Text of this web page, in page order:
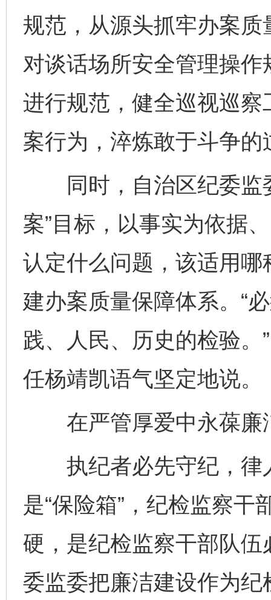
规范，从源头抓牢办案
对谈话场所安全管理操
进行规范，健全巡视巡
案行为，淬炼敢于斗争的
同时，自治区纪委监
案”目标，以事实为依据
认定什么问题，该适用
建办案质量保障体系。“
践、人民、历史的检验
任杨靖凯语气坚定地说。
在严管厚爱中永葆廉
执纪者必先守纪，律
是“保险箱”，纪检监察干
硬，是纪检监察干部队
委监委把廉洁建设作为